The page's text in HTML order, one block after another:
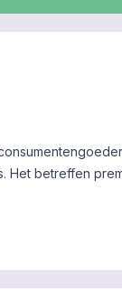
betreffen